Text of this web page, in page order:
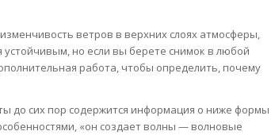
ветров в верхних слоях атмосферы,
но если вы берете снимок в любой
работа, чтобы определить, почему
до сих пор содержится информация о ниже формы
«он создает волны — волновые